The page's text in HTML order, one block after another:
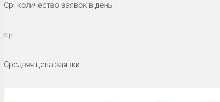
Ср. количество заявок в день
0 р.
Средняя цена заявки